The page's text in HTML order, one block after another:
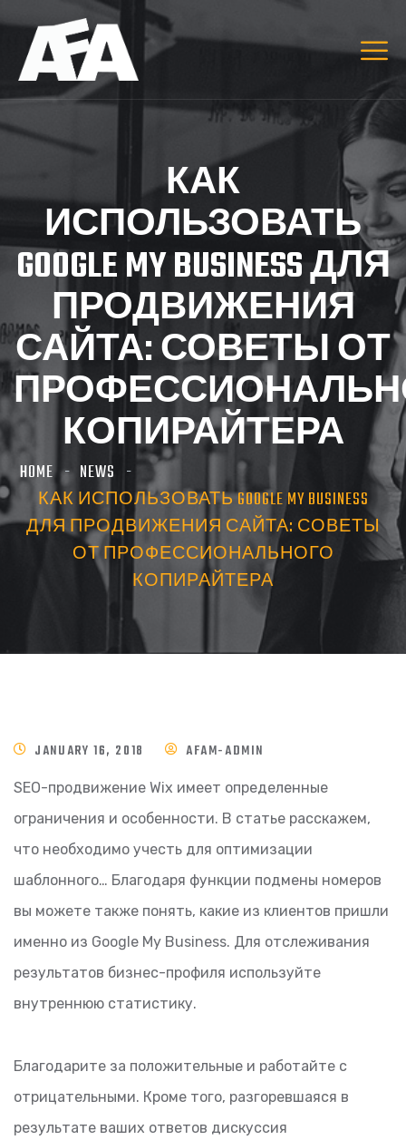
КАК
ИСПОЛЬЗОВАТЬ
GOOGLE MY BUSINESS ДЛЯ
ПРОДВИЖЕНИЯ
САЙТА: СОВЕТЫ ОТ
КОПИРАЙТЕРА
HOME
NEWS
КАК ИСПОЛЬЗОВАТЬ GOOGLE MY BUSINESS
ДЛЯ ПРОДВИЖЕНИЯ САЙТА: СОВЕТЫ
ОТ ПРОФЕССИОНАЛЬНОГО
КОПИРАЙТЕРА
JANUARY 16, 2018 AFAM-ADMIN
SEO-продвижение Wix имеет определенные
ограничения и особенности. В статье расскажем,
что необходимо учесть для оптимизации
шаблонного… Благодаря функции подмены номеров
вы можете также понять, какие из клиентов пришли
именно из Google My Business. Для отслеживания
результатов бизнес-профиля используйте
внутреннюю статистику.
Благодарите за положительные и работайте с
отрицательными. Кроме того, разгоревшаяся в
результате ваших ответов дискуссия